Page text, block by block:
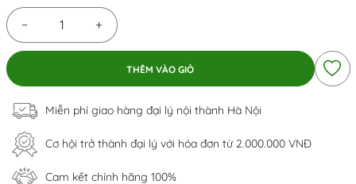
− +
THÊM VÀO GIỎ
Miễn phí giao hàng đại lý nội thành Hà Nội
Cơ hội trở thành đại lý với hóa đơn từ 2.000.000 VNĐ
Cam kết chính hãng 100%